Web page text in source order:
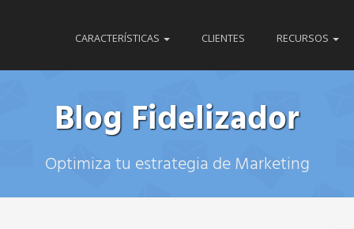
CARACTERÍSTICAS CLIENTES RECURSOS
Blog Fidelizador
Optimiza tu estrategia de Marketing